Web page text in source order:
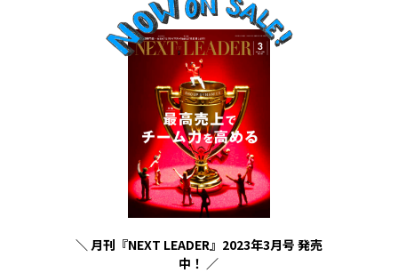
＼ 月刊『NEXT LEADER』2023年3月号 発売
中！ ／